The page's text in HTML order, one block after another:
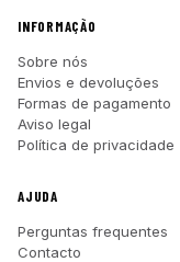
INFORMAÇÃO
Sobre nós
Envios e devoluções
Formas de pagamento
Aviso legal
Política de privacidade
AJUDA
Perguntas frequentes
Contacto